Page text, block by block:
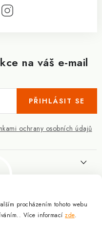
procházením tohoto webu
Více informacízde.
na váš e-mail
ochrany osobních údajů
PŘIHLÁSIT SE